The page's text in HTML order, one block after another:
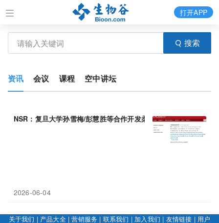
搜索
打开APP
资讯 会议 课程 空中讲坛
NSR：复旦大学孙雪梅/彭慧胜等合作开发柔性纤维电极—解锁超高
2026-06-04
关于我们 | 产品大全|营销服务 | 联系我们 | 加入我们 | 友情链接 | 用户